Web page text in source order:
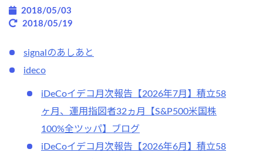
2018/05/03
2018/05/19
signalのあしあと
ideco
iDeCoイデコ月次報告【2026年7月】積立58
ヶ月、運用指図者32ヵ月【S&P500米国株
100%全ツッパ】ブログ
iDeCoイデコ月次報告【2026年6月】積立58